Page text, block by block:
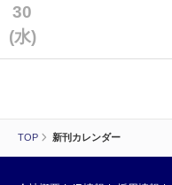
TOP 新刊カレンダー
30
(水)